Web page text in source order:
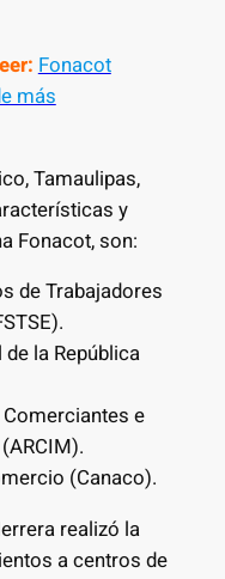
Fonacot
más
Tamaulipas,
y
Fonacot, son:
de Trabajadores
la República
e
(Canaco).
realizó la
a centros de